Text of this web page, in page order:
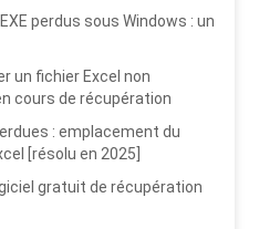
perdus sous Windows : un
un fichier Excel non
cours de récupération
: emplacement du
[résolu en 2025]
gratuit de récupération